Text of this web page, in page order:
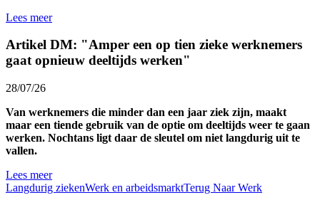
Lees meer
Artikel DM: "Amper een op tien zieke werknemers
gaat opnieuw deeltijds werken"
28/07/26
Van werknemers die minder dan een jaar ziek zijn, maakt
maar een tiende gebruik van de optie om deeltijds weer te gaan
werken. Nochtans ligt daar de sleutel om niet langdurig uit te
vallen.
Lees meer
Langdurig ziekenWerk en arbeidsmarktTerug Naar Werk